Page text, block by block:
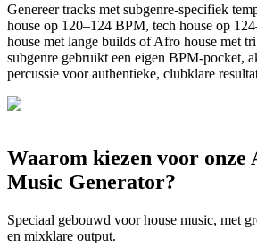
Genereer tracks met subgenre-specifiek
house op 120–124 BPM, tech house op
house met lange builds of Afro house met
subgenre gebruikt een eigen BPM-pocket,
percussie voor authentieke, clubklare
Waarom kiezen voor onze
Music Generator?
Speciaal gebouwd voor house music, met
en mixklare output.